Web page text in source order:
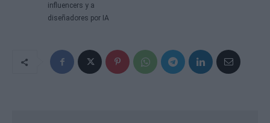
influencers y a
diseñadores por IA